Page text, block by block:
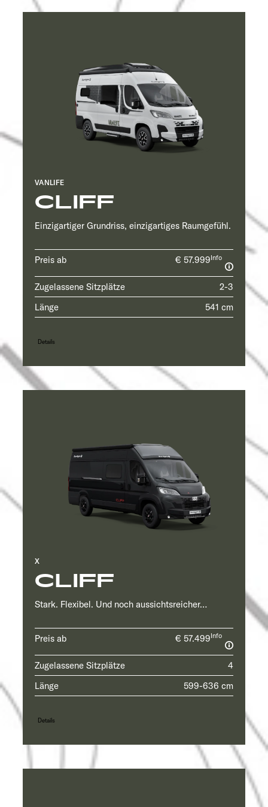
CLIFF
VANLIFE
Einzigartiger Grundriss, einzigartiges Raumgefühl.
Preis ab € 57.999Info
Zugelassene Sitzplätze
2-3
Länge
541 cm
Details
CLIFF
X
Stark. Flexibel. Und noch aussichtsreicher…
Preis ab € 57.499Info
Zugelassene Sitzplätze
4
Länge
599-636 cm
Details